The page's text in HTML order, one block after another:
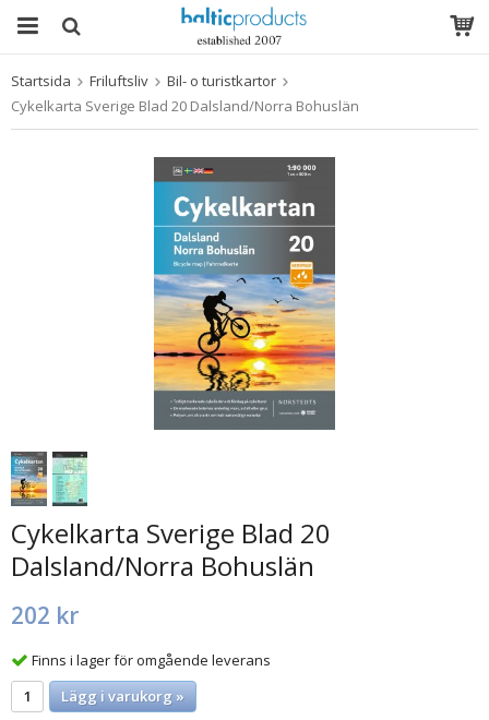
Produkten har blivit tillagd i varukorgen
Startsida Friluftsliv
Bil- o turistkartor
Cykelkarta Sverige Blad 20 Dalsland/Norra Bohuslän
Cykelkarta Sverige Blad 20
Dalsland/Norra Bohuslän
202 kr
Finns i lager för omgående leverans
Lägg i varukorg »